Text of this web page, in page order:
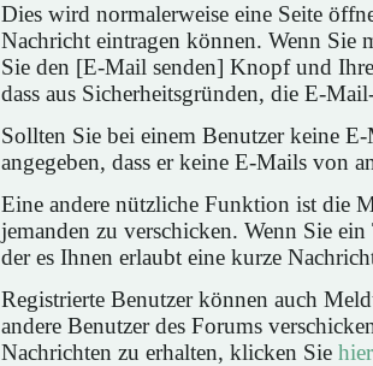
Dies wird normalerweise eine Seite
Nachricht eintragen können. Wenn
Sie den [E-Mail senden] Knopf und
dass aus Sicherheitsgründen, die E-
Sollten Sie bei einem Benutzer keine
angegeben, dass er keine E-Mails von
Eine andere nützliche Funktion ist die
jemanden zu verschicken. Wenn Sie
der es Ihnen erlaubt eine kurze
Registrierte Benutzer können auch
andere Benutzer des Forums
Nachrichten zu erhalten, klicken Sie hier